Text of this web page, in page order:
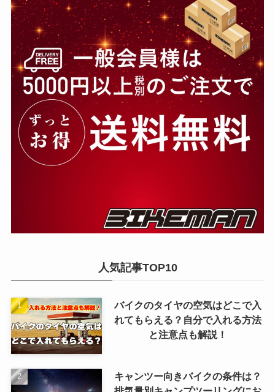
人気記事TOP10
バイクのタイヤの空気はどこで入
れてもらえる？自分で入れる方法
と注意点も解説！
キャンツー向きバイクの条件は？